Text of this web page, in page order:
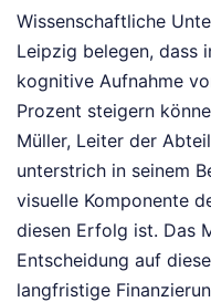
Wissenschaftliche
Leipzig belegen, dass
kognitive Aufnahme
Prozent steigern
Müller, Leiter der
unterstrich in seinem
visuelle Komponente
diesen Erfolg ist. Das
Entscheidung auf
langfristige